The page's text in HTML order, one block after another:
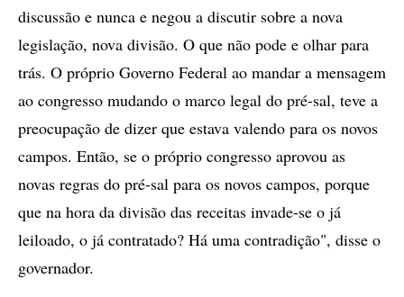
discussão e nunca e negou a discutir sobre a nova
legislação, nova divisão. O que não pode e olhar para
trás. O próprio Governo Federal ao mandar a mensagem
ao congresso mudando o marco legal do pré-sal, teve a
preocupação de dizer que estava valendo para os novos
campos. Então, se o próprio congresso aprovou as
novas regras do pré-sal para os novos campos, porque
que na hora da divisão das receitas invade-se o já
leiloado, o já contratado? Há uma contradição", disse o
governador.